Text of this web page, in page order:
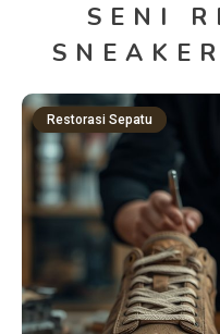
SENI
Restorasi Sepatu